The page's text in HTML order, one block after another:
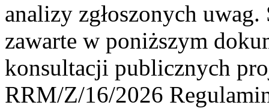
analizy zgłoszonych
zawarte w poniższym
konsultacji publicznych
RRM/Z/16/2026